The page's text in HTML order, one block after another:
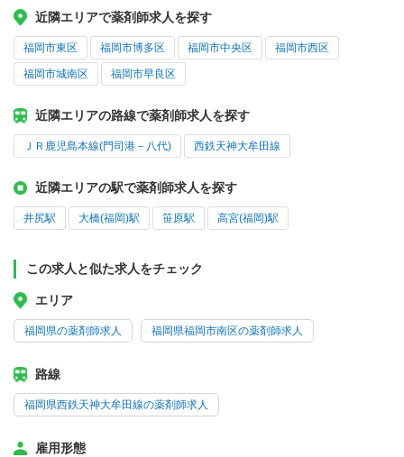
近隣エリアで薬剤師求人を探す
福岡市東区 福岡市博多区 福岡市中央区 福岡市西区
福岡市城南区 福岡市早良区
近隣エリアの路線で薬剤師求人を探す
ＪＲ鹿児島本線(門司港－八代) 西鉄天神大牟田線
近隣エリアの駅で薬剤師求人を探す
井尻駅 大橋(福岡)駅 笹原駅 高宮(福岡)駅
この求人と似た求人をチェック
エリア
福岡県の薬剤師求人 福岡県福岡市南区の薬剤師求人
路線
福岡県西鉄天神大牟田線の薬剤師求人
雇用形態